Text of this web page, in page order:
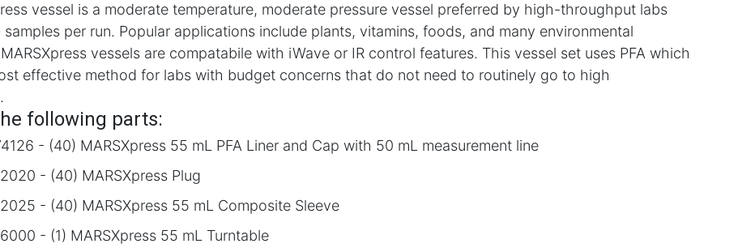
vessel is a moderate temperature, moderate pressure vessel preferred by high-throughput labs
per run. Popular applications include plants, vitamins, foods, and many environmental
vessels are compatabile with iWave or IR control features. This vessel set uses PFA which
effective method for labs with budget concerns that do not need to routinely go to high
following parts:
- (40) MARSXpress 55 mL PFA Liner and Cap with 50 mL measurement line
- (40) MARSXpress Plug
- (40) MARSXpress 55 mL Composite Sleeve
- (1) MARSXpress 55 mL Turntable